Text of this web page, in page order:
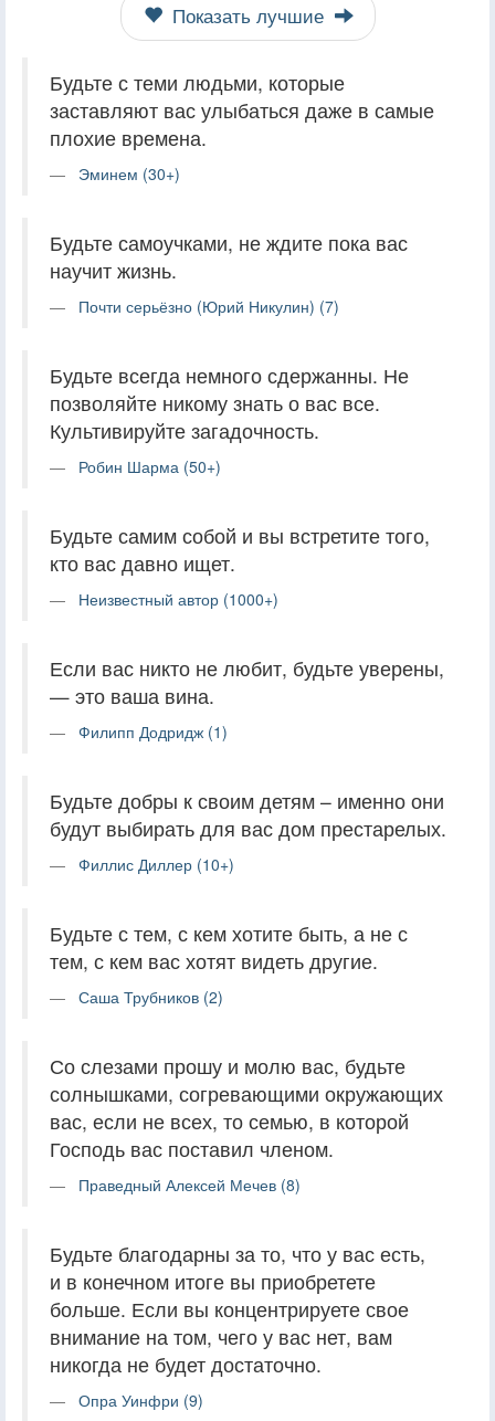
Показать лучшие
Будьте с теми людьми, которые
заставляют вас улыбаться даже в самые
плохие времена.
Эминем (30+)
Будьте самоучками, не ждите пока вас
научит жизнь.
Почти серьёзно (Юрий Никулин) (7)
Будьте всегда немного сдержанны. Не
позволяйте никому знать о вас все.
Культивируйте загадочность.
Робин Шарма (50+)
Будьте самим собой и вы встретите того,
кто вас давно ищет.
Неизвестный автор (1000+)
Если вас никто не любит, будьте уверены,
— это ваша вина.
Филипп Додридж (1)
Будьте добры к своим детям – именно они
будут выбирать для вас дом престарелых.
Филлис Диллер (10+)
Будьте с тем, с кем хотите быть, а не с
тем, с кем вас хотят видеть другие.
Саша Трубников (2)
Со слезами прошу и молю вас, будьте
солнышками, согревающими окружающих
вас, если не всех, то семью, в которой
Господь вас поставил членом.
Праведный Алексей Мечев (8)
Будьте благодарны за то, что у вас есть,
и в конечном итоге вы приобретете
больше. Если вы концентрируете свое
внимание на том, чего у вас нет, вам
никогда не будет достаточно.
Опра Уинфри (9)